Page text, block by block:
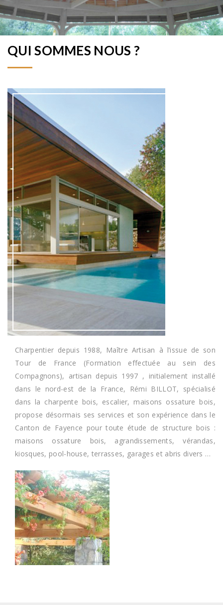
QUI SOMMES NOUS ?
Charpentier depuis 1988, Maître Artisan à l’issue de son
Tour de France (Formation effectuée au sein des
Compagnons), artisan depuis 1997 , initialement installé
dans le nord-est de la France, Rémi BILLOT, spécialisé
dans la charpente bois, escalier, maisons ossature bois,
propose désormais ses services et son expérience dans le
Canton de Fayence pour toute étude de structure bois :
maisons ossature bois, agrandissements, vérandas,
kiosques, pool-house, terrasses, garages et abris divers …